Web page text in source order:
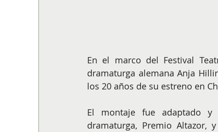
En el marco del Festival
dramaturga alemana Anja
los 20 años de su estreno en
El montaje fue adaptado y
dramaturga, Premio